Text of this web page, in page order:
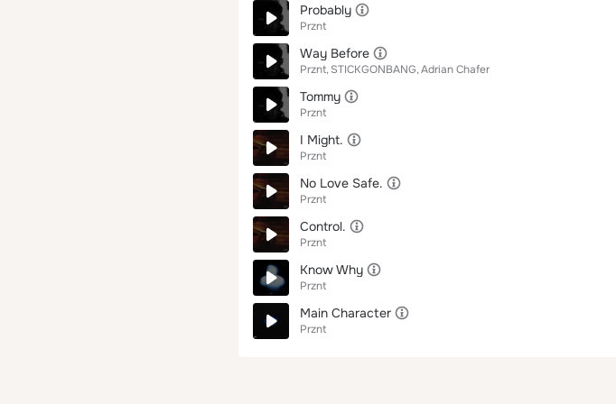
Probably
Prznt
Way Before
Prznt STICKGONBANG Adrian Chafer
Tommy
Prznt
I Might.
Prznt
No Love Safe.
Prznt
Control.
Prznt
Know Why
Prznt
Main Character
Prznt